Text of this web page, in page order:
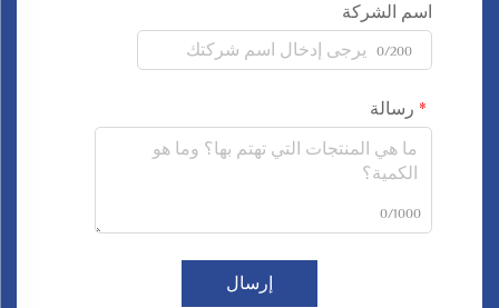
اسم الشركة
0/200
رسالة
0/1000
إرسال